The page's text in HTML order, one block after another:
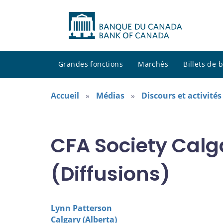
Grandes fonctions Marchés Billets de
Accueil Médias Discours et
CFA Society
(Diffusions)
Lynn Patterson
Calgary (Alberta)